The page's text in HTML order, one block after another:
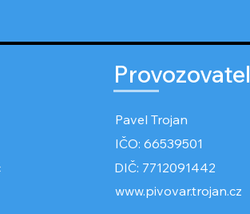
Provozovatel
Pavel Trojan
IČO: 66539501
DIČ: 7712091442
www.pivovar.trojan.cz